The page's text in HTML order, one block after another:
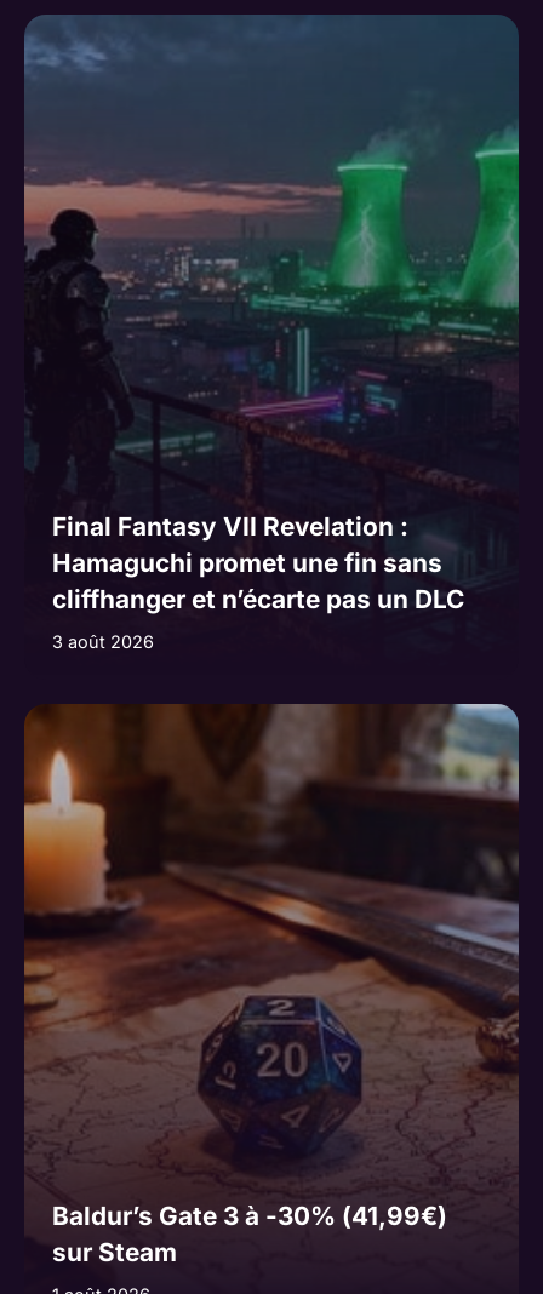
e
r
i
v
e
Final Fantasy VII Revelation :
Hamaguchi promet une fin sans
cliffhanger et n’écarte pas un DLC
3 août 2026
Baldur’s Gate 3 à -30% (41,99€)
sur Steam